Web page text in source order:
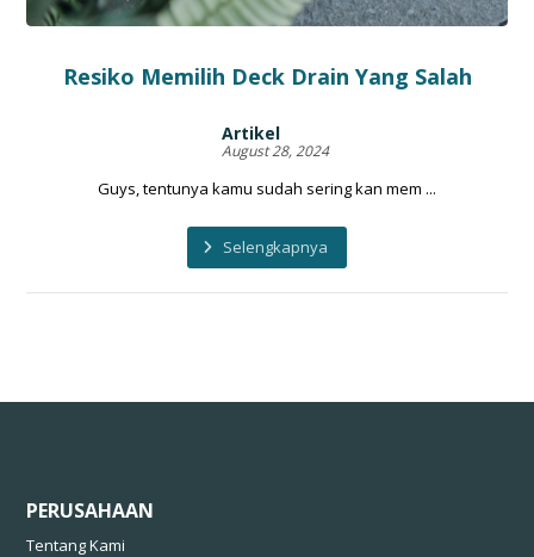
Resiko Memilih Deck Drain Yang Salah
Artikel
August 28, 2024
Guys, tentunya kamu sudah sering kan mem ...
Selengkapnya
PERUSAHAAN
Tentang Kami